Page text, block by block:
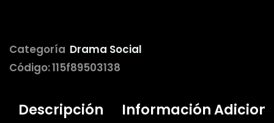
Categoría Drama Social
Código:115f89503138
Descripción Información